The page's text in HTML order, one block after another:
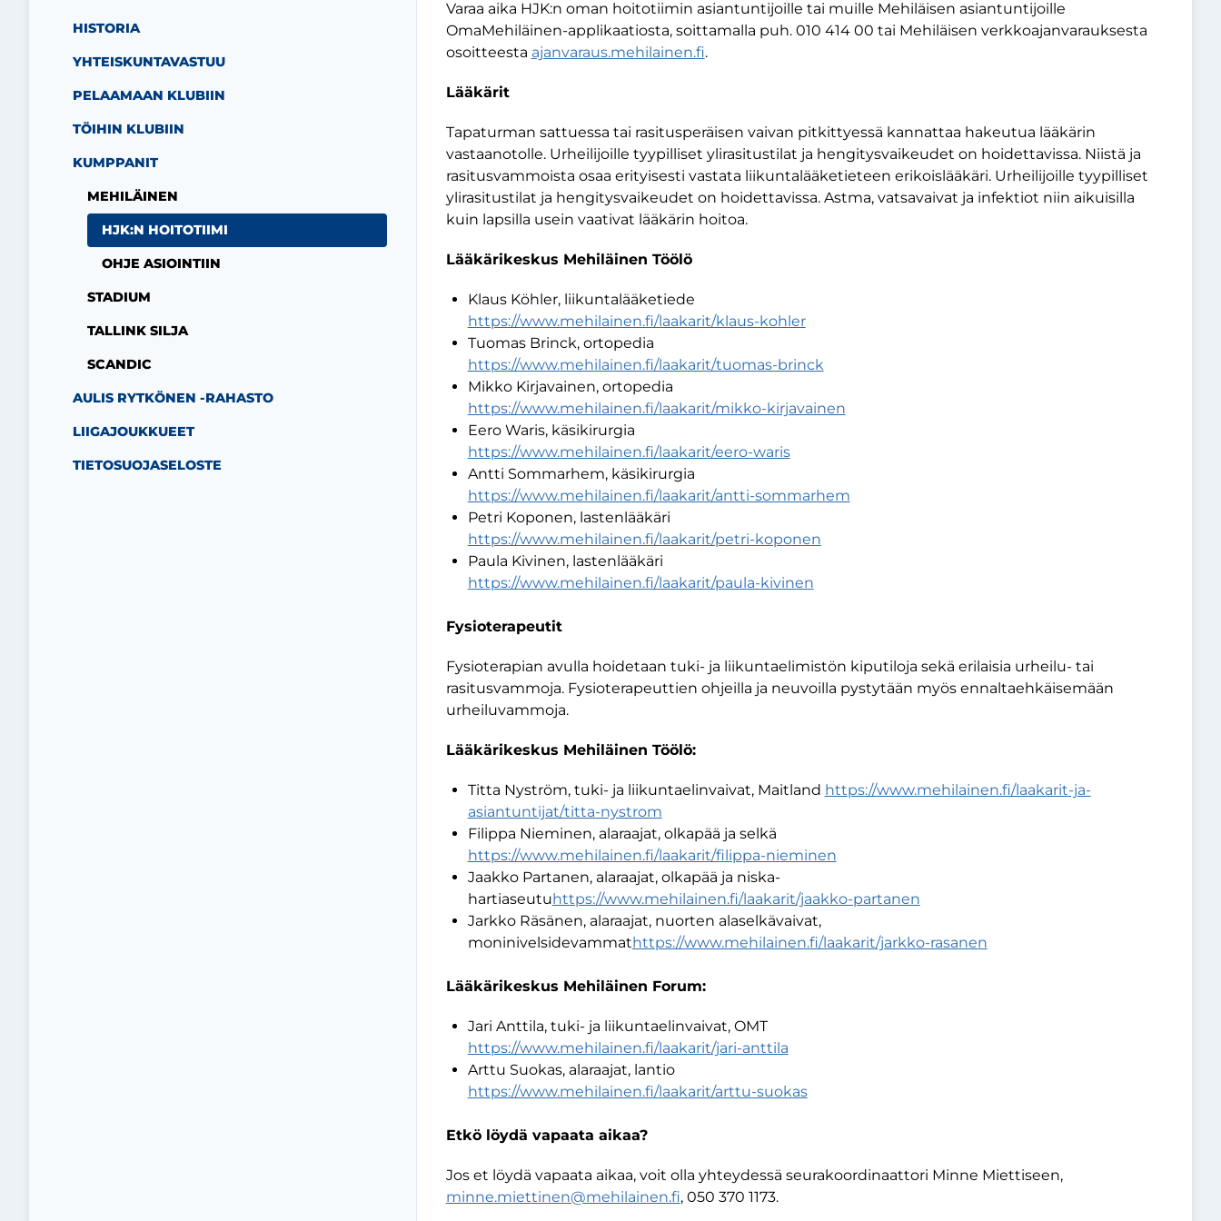
Varaa aika HJK:n oman hoitotiimin asiantuntijoille tai muille Mehiläisen asiantuntijoille
OmaMehiläinen-applikaatiosta, soittamalla puh. 010 414 00 tai Mehiläisen verkkoajanvarauksesta
osoitteesta ajanvaraus.mehilainen.fi.
Lääkärit
Tapaturman sattuessa tai rasitusperäisen vaivan pitkittyessä kannattaa hakeutua lääkärin
vastaanotolle. Urheilijoille tyypilliset ylirasitustilat ja hengitysvaikeudet on hoidettavissa. Niistä ja
rasitusvammoista osaa erityisesti vastata liikuntalääketieteen erikoislääkäri. Urheilijoille tyypilliset
ylirasitustilat ja hengitysvaikeudet on hoidettavissa. Astma, vatsavaivat ja infektiot niin aikuisilla
kuin lapsilla usein vaativat lääkärin hoitoa.
Lääkärikeskus Mehiläinen Töölö
Klaus Köhler, liikuntalääketiede
https://www.mehilainen.fi/laakarit/klaus-kohler
Tuomas Brinck, ortopedia
https://www.mehilainen.fi/laakarit/tuomas-brinck
Mikko Kirjavainen, ortopedia
https://www.mehilainen.fi/laakarit/mikko-kirjavainen
Eero Waris, käsikirurgia
https://www.mehilainen.fi/laakarit/eero-waris
Antti Sommarhem, käsikirurgia
https://www.mehilainen.fi/laakarit/antti-sommarhem
Petri Koponen, lastenlääkäri
https://www.mehilainen.fi/laakarit/petri-koponen
Paula Kivinen, lastenlääkäri
https://www.mehilainen.fi/laakarit/paula-kivinen
Fysioterapeutit
Fysioterapian avulla hoidetaan tuki- ja liikuntaelimistön kiputiloja sekä erilaisia urheilu- tai
rasitusvammoja. Fysioterapeuttien ohjeilla ja neuvoilla pystytään myös ennaltaehkäisemään
urheiluvammoja.
Lääkärikeskus Mehiläinen Töölö:
Titta Nyström, tuki- ja liikuntaelinvaivat, Maitland https://www.mehilainen.fi/laakarit-ja-
asiantuntijat/titta-nystrom
Filippa Nieminen, alaraajat, olkapää ja selkä
https://www.mehilainen.fi/laakarit/filippa-nieminen
Jaakko Partanen, alaraajat, olkapää ja niska-
hartiaseutuhttps://www.mehilainen.fi/laakarit/jaakko-partanen
Jarkko Räsänen, alaraajat, nuorten alaselkävaivat,
moninivelsidevammathttps://www.mehilainen.fi/laakarit/jarkko-rasanen
Lääkärikeskus Mehiläinen Forum:
Jari Anttila, tuki- ja liikuntaelinvaivat, OMT
https://www.mehilainen.fi/laakarit/jari-anttila
Arttu Suokas, alaraajat, lantio
https://www.mehilainen.fi/laakarit/arttu-suokas
Etkö löydä vapaata aikaa?
Jos et löydä vapaata aikaa, voit olla yhteydessä seurakoordinaattori Minne Miettiseen,
minne.miettinen@mehilainen.fi, 050 370 1173.
HISTORIA
YHTEISKUNTAVASTUU
PELAAMAAN KLUBIIN
TÖIHIN KLUBIIN
KUMPPANIT
MEHILÄINEN
HJK:N HOITOTIIMI
OHJE ASIOINTIIN
STADIUM
TALLINK SILJA
SCANDIC
AULIS RYTKÖNEN -RAHASTO
LIIGAJOUKKUEET
TIETOSUOJASELOSTE